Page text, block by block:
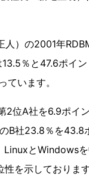
）の2001年
％と47.6ポイン
います。
2位A社を6.9ポイ
B社23.8％を43.8
とWindows
を示しております